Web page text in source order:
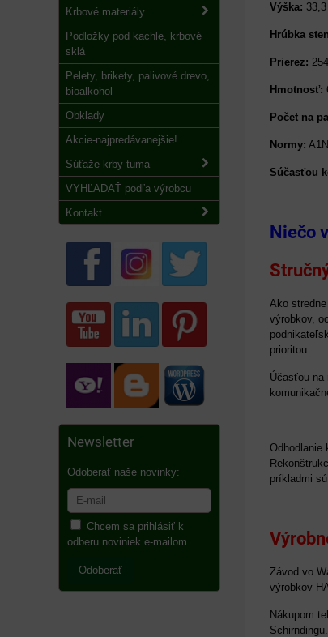
Výška:
Hrúbka
Prierez:
Hmotnosť:
Počet na
Normy:
Súčasťou
Niečo
Ako
výrobkov,
prioritou.
Účasťou na
Odhodlanie
príkladmi
Závod vo
výrobkov
Nákupom
Krbové materiály
Podložky pod kachle, krbové
sklá
Pelety, brikety, palivové drevo,
bioalkohol
Obklady
Akcie-najpredávanejšie!
Súťaže krby tuma
VYHĽADAŤ podľa výrobcu
Kontakt
Newsletter
Odoberať naše novinky:
Chcem sa prihlásiť k
odberu noviniek e-mailom
Odoberať